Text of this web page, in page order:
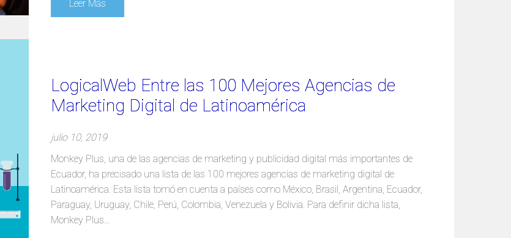
Leer Más
LogicalWeb Entre las 100 Mejores Agencias de
Marketing Digital de Latinoamérica
julio 10, 2019
Monkey Plus, una de las agencias de marketing y publicidad digital más importantes de
Ecuador, ha precisado una lista de las 100 mejores agencias de marketing digital de
Latinoamérica. Esta lista tomó en cuenta a países como México, Brasil, Argentina, Ecuador,
Paraguay, Uruguay, Chile, Perú, Colombia, Venezuela y Bolivia. Para definir dicha lista,
Monkey Plus…